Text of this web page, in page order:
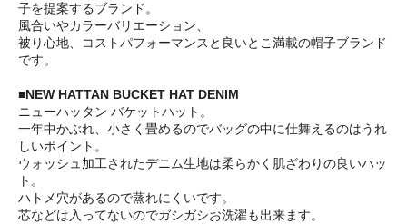
子を提案するブランド。
風合いやカラーバリエーション、
被り心地、コストパフォーマンスと良いとこ満載の帽子ブランド
です。
■NEW HATTAN BUCKET HAT DENIM
ニューハッタン バケットハット。
一年中かぶれ、小さく畳めるのでバッグの中に仕舞えるのはうれ
しいポイント。
ウォッシュ加工されたデニム生地は柔らかく肌ざわりの良いハッ
ト。
ハトメ穴があるので蒸れにくいです。
芯などは入ってないのでガシガシお洗濯も出来ます。